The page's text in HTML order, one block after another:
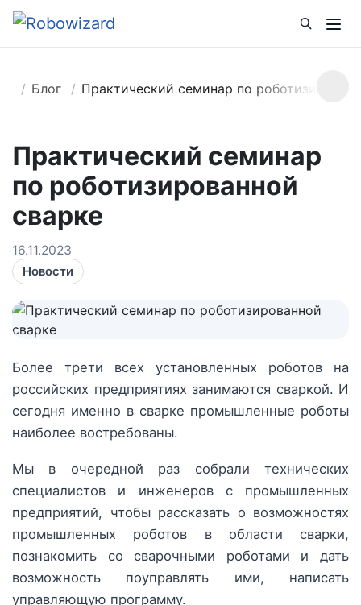
Блог Практический семинар по
Практический семинар
по роботизированной
сварке
16.11.2023
Новости
Более трети всех установленных роботов на
российских предприятиях занимаются сваркой. И
сегодня именно в сварке промышленные роботы
наиболее востребованы.
Мы в очередной раз собрали технических
специалистов и инженеров с промышленных
предприятий, чтобы рассказать о возможностях
промышленных роботов в области сварки,
познакомить со сварочными роботами и дать
возможность поуправлять ими, написать
управляющую программу.